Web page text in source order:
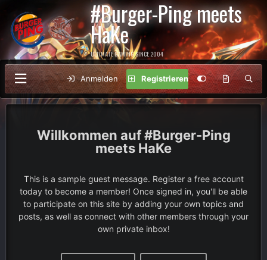
#Burger-Ping meets
HaKe
ULTIMATE GAMING SINCE 2004
Anmelden Registrieren
#Burger-Ping
meets HaKe
This is a sample guest message. Register a free account
today to become a member! Once signed in, you'll be able
to participate on this site by adding your own topics and
posts, as well as connect with other members through your
own private inbox!